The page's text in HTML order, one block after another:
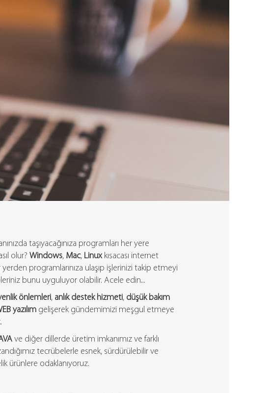
taşıyacağınıza programları her yere
olur? Windows, Mac, Linux kısacası internet
programlarınıza ulaşıp işlerinizi takip etmeyi
bunu uyguluyor olabilir. Acele edin...
önlemleri, anlık destek hizmeti, düşük bakım
yazılım gelişerek gündemimizi meşgul etmeye
ve diğer dillerde üretim imkanımız ve farklı
tecrübelerle esnek, sürdürülebilir ve
ürünlere odaklanıyoruz.